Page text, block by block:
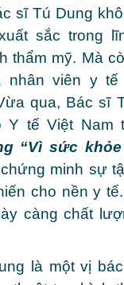
sĩ Tú Dung
sắc trong
thẩm mỹ. Mà
nhân viên y tế
qua, Bác sĩ
tế Việt Nam
“Vì sức
minh sự
cho nền y
càng chất
là một vị